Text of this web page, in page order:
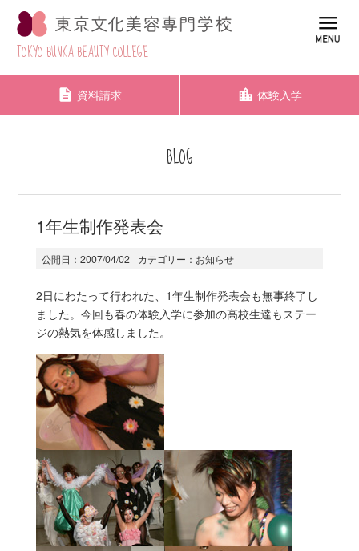
TOKYO BUNKA BEAUTY COLLEGE
資料請求 体験入学
BLOG
1年生制作発表会
公開日： 2007/04/02 カテゴリー： お知らせ
2日にわたって行われた、1年生制作発表会も無事終了し
ました。今回も春の体験入学に参加の高校生達もステー
ジの熱気を体感しました。